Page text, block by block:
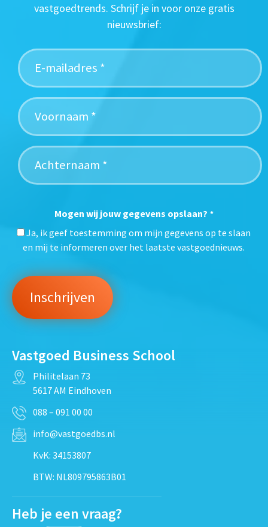
vastgoedtrends. Schrijf je in voor onze gratis
nieuwsbrief:
Mogen wij jouw gegevens opslaan? *
Ja, ik geef toestemming om mijn gegevens op te slaan
en mij te informeren over het laatste vastgoednieuws.
Vastgoed Business School
Philitelaan 73
5617 AM Eindhoven
088 – 091 00 00
info@vastgoedbs.nl
KvK: 34153807
BTW: NL809795863B01
Heb je een vraag?